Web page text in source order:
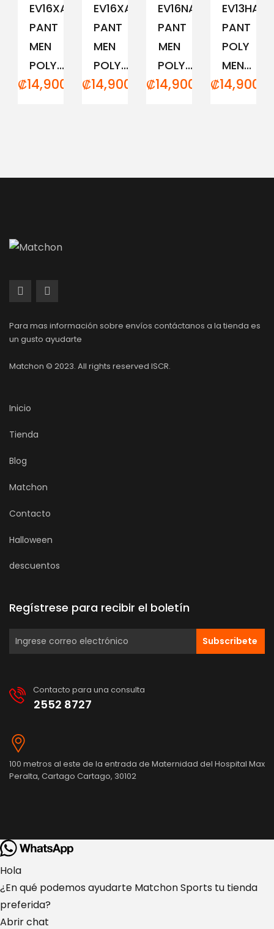
EV16XAM194
PANT
MEN
POLY...
₡14,900.00
EV16XAM191
PANT
MEN
POLY...
₡14,900.00
EV16NAM152
PANT
MEN
POLY...
₡14,900.00
PANT
POLY
MEN...
₡
Para mas información sobre envíos contáctanos a la tienda es
un gusto ayudarte
Matchon © 2023. All rights reserved ISCR.
Inicio
Tienda
Blog
Matchon
Contacto
Halloween
descuentos
Regístrese para recibir el boletín
Subscribete
Contacto para una consulta
2552 8727
100 metros al este de la entrada de Maternidad del Hospital Max
Peralta, Cartago Cartago, 30102
Hola
¿En qué podemos ayudarte Matchon Sports tu tienda
preferida?
Abrir chat